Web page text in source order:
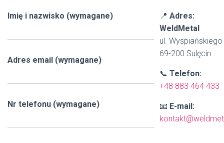
Imię i nazwisko (wymagane)
Adres email (wymagane)
Nr telefonu (wymagane)
📍 Adres:
WeldMetal
ul.
69-200 Sulęcin
📞 Telefon:
+48 883 464 433
📧 E-mail: